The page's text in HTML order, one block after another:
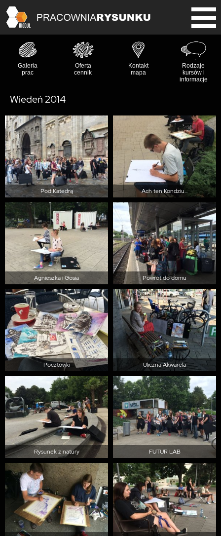
Galeria
prac
Oferta
cennik
Kontakt
mapa
Rodzaje
kursów i
informacje
Wiedeń 2014
Pod Katedrą Ach ten Kondziu...
Agnieszka i Gosia Powrót do domu
Pocztówki Uliczna Akwarela
Rysunek z natury FUTUR LAB